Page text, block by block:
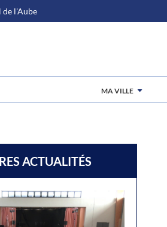
de l'Aube
MA VILLE
ACTUALITÉS